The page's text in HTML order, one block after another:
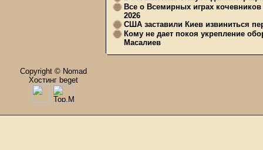
Все о Всемирных играх
2026
США заставили Киев извиниться
Кому не дает покоя укрепление
Масалиев
Copyright © Nomad
Хостинг beget